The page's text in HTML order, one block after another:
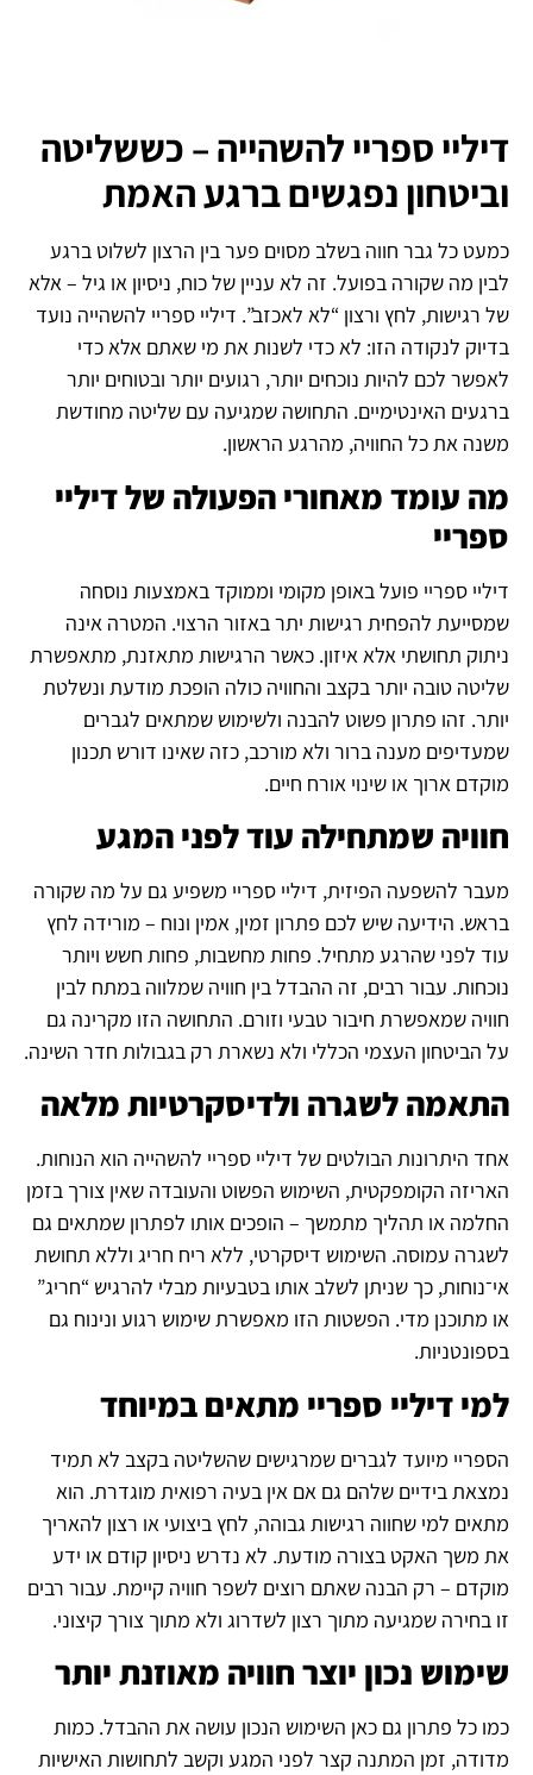
דיליי ספריי להשהייה – כששליטה
וביטחון נפגשים ברגע האמת
כמעט כל גבר חווה בשלב מסוים פער בין הרצון לשלוט ברגע
לבין מה שקורה בפועל. זה לא עניין של כוח, ניסיון או גיל – אלא
של רגישות, לחץ ורצון “לא לאכזב”. דיליי ספריי להשהייה נועד
בדיוק לנקודה הזו: לא כדי לשנות את מי שאתם אלא כדי
לאפשר לכם להיות נוכחים יותר, רגועים יותר ובטוחים יותר
ברגעים האינטימיים. התחושה שמגיעה עם שליטה מחודשת
משנה את כל החוויה, מהרגע הראשון.
מה עומד מאחורי הפעולה של דיליי
ספריי
דיליי ספריי פועל באופן מקומי וממוקד באמצעות נוסחה
שמסייעת להפחית רגישות יתר באזור הרצוי. המטרה אינה
ניתוק תחושתי אלא איזון. כאשר הרגישות מתאזנת, מתאפשרת
שליטה טובה יותר בקצב והחוויה כולה הופכת מודעת ונשלטת
יותר. זהו פתרון פשוט להבנה ולשימוש שמתאים לגברים
שמעדיפים מענה ברור ולא מורכב, כזה שאינו דורש תכנון
מוקדם ארוך או שינוי אורח חיים.
חוויה שמתחילה עוד לפני המגע
מעבר להשפעה הפיזית, דיליי ספריי משפיע גם על מה שקורה
בראש. הידיעה שיש לכם פתרון זמין, אמין ונוח – מורידה לחץ
עוד לפני שהרגע מתחיל. פחות מחשבות, פחות חשש ויותר
נוכחות. עבור רבים, זה ההבדל בין חוויה שמלווה במתח לבין
חוויה שמאפשרת חיבור טבעי וזורם. התחושה הזו מקרינה גם
על הביטחון העצמי הכללי ולא נשארת רק בגבולות חדר השינה.
התאמה לשגרה ולדיסקרטיות מלאה
אחד היתרונות הבולטים של דיליי ספריי להשהייה הוא הנוחות.
האריזה הקומפקטית, השימוש הפשוט והעובדה שאין צורך בזמן
החלמה או תהליך מתמשך – הופכים אותו לפתרון שמתאים גם
לשגרה עמוסה. השימוש דיסקרטי, ללא ריח חריג וללא תחושת
אי־נוחות, כך שניתן לשלב אותו בטבעיות מבלי להרגיש “חריג”
או מתוכנן מדי. הפשטות הזו מאפשרת שימוש רגוע ונינוח גם
בספונטניות.
למי דיליי ספריי מתאים במיוחד
הספריי מיועד לגברים שמרגישים שהשליטה בקצב לא תמיד
נמצאת בידיים שלהם גם אם אין בעיה רפואית מוגדרת. הוא
מתאים למי שחווה רגישות גבוהה, לחץ ביצועי או רצון להאריך
את משך האקט בצורה מודעת. לא נדרש ניסיון קודם או ידע
מוקדם – רק הבנה שאתם רוצים לשפר חוויה קיימת. עבור רבים
זו בחירה שמגיעה מתוך רצון לשדרוג ולא מתוך צורך קיצוני.
שימוש נכון יוצר חוויה מאוזנת יותר
כמו כל פתרון גם כאן השימוש הנכון עושה את ההבדל. כמות
מדודה, זמן המתנה קצר לפני המגע וקשב לתחושות האישיות